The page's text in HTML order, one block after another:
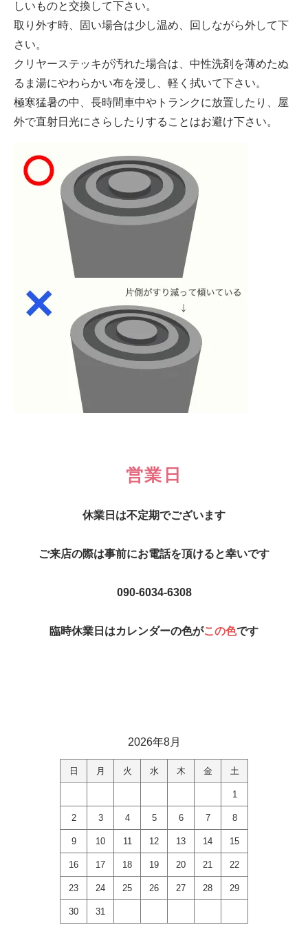
しいものと交換して下さい。
取り外す時、固い場合は少し温め、回しながら外して下
さい。
クリヤーステッキが汚れた場合は、中性洗剤を薄めたぬ
るま湯にやわらかい布を浸し、軽く拭いて下さい。
極寒猛暑の中、長時間車中やトランクに放置したり、屋
外で直射日光にさらしたりすることはお避け下さい。
営業日
休業日は不定期でございます
ご来店の際は事前にお電話を頂けると幸いです
090-6034-6308
臨時休業日はカレンダーの色がこの色です
2026年8月
日 月 火 水 木 金 土
1
2 3 4 5 6 7 8
9 10 11 12 13 14 15
16 17 18 19 20 21 22
23 24 25 26 27 28 29
30 31